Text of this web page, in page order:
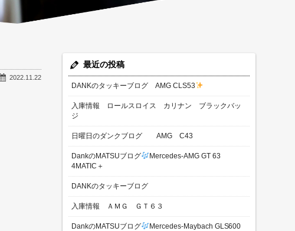
2022.11.22
最近の投稿
DANKのタッキーブログ AMG CLS53
入庫情報 ロールスロイス カリナン ブラックバッ
ジ
日曜日のダンクブログ AMG C43
DankのMATSUブログ
Mercedes-AMG GT 63
4MATIC＋
DANKのタッキーブログ
入庫情報 ＡＭＧ ＧＴ６３
DankのMATSUブログ Mercedes-Maybach GLS600